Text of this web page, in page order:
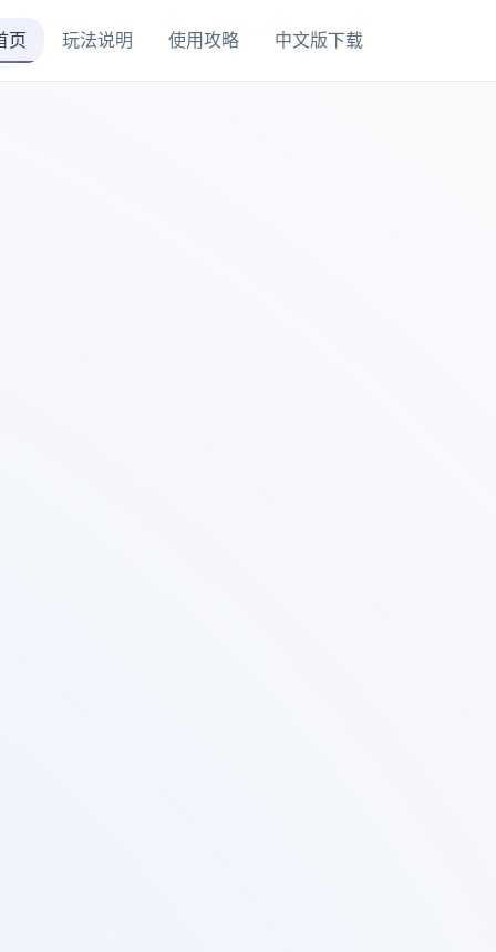
页 玩法说明 使用攻略 中文版下载